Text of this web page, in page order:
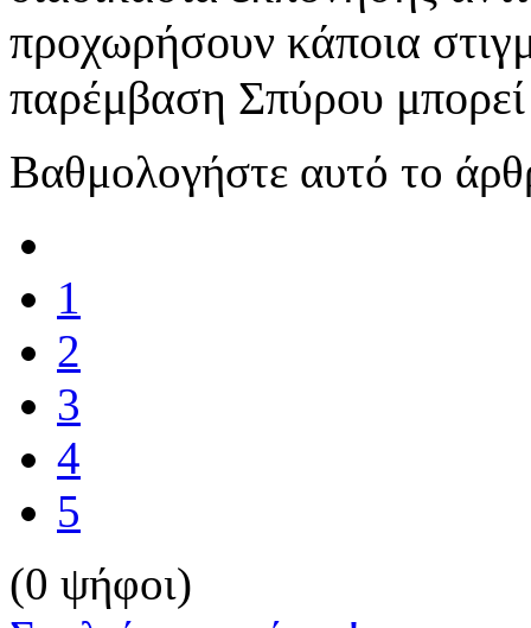
προχωρήσουν κάποια
παρέμβαση Σπύρου
Βαθμολογήστε αυτό το
1
2
3
4
5
(0 ψήφοι)